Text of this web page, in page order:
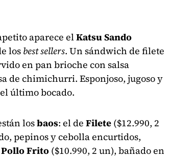
aparece elKatsu Sando
los best sellers. Un sándwich de filete
en pan brioche con salsa
de chimichurri. Esponjoso, jugoso y
último bocado.
losbaos: el de Filete ($12.990, 2
pepinos y cebolla encurtidos,
Pollo Frito ($10.990, 2 un), bañado en